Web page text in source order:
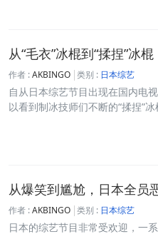
从“毛衣”冰棍到“揉捏”冰
作者 :AKBINGO 类别 : 日本综艺
自从日本综艺节目出现在国内电
以看到制冰技师们不断的“揉捏”
从爆笑到尴尬，日本全员
作者 :AKBINGO 类别 : 日本综艺
日本的综艺节目非常受欢迎，一